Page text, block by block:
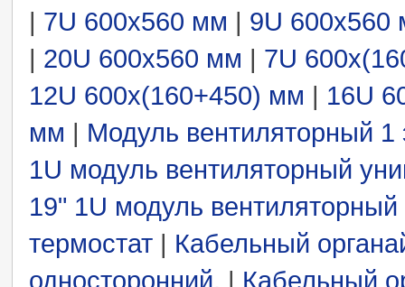
| 7U 600x560 мм | 9U 600x560
| 20U 600x560 мм | 7U
12U 600x(160+450) мм | 16U
мм | Модуль вентиляторный
1U модуль вентиляторный
19" 1U модуль
термостат | Кабельный
односторонний, | Кабельный